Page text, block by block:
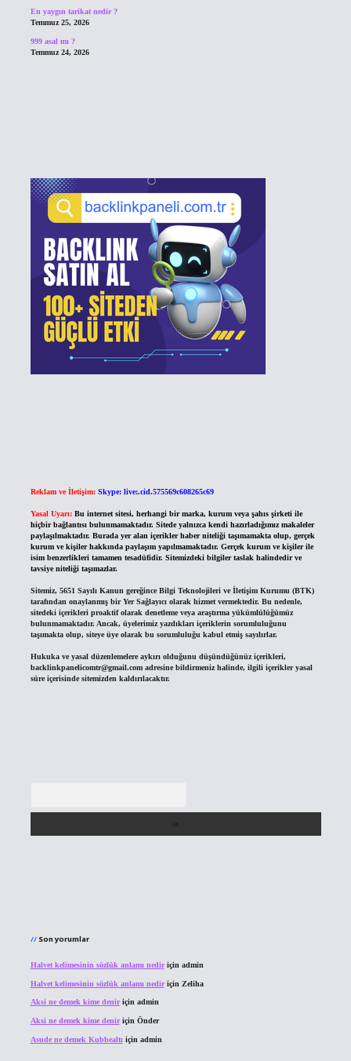
En yaygın tarikat nedir ?
Temmuz 25, 2026
999 asal mı ?
Temmuz 24, 2026
Reklam ve İletişim: Skype: live:.cid.575569c608265c69
Yasal Uyarı: Bu internet sitesi, herhangi bir marka, kurum veya şahıs şirketi ile
hiçbir bağlantısı bulunmamaktadır. Sitede yalnızca kendi hazırladığımız makaleler
paylaşılmaktadır. Burada yer alan içerikler haber niteliği taşımamakta olup, gerçek
kurum ve kişiler hakkında paylaşım yapılmamaktadır. Gerçek kurum ve kişiler ile
isim benzerlikleri tamamen tesadüfidir. Sitemizdeki bilgiler taslak halindedir ve
tavsiye niteliği taşımazlar.
Sitemiz, 5651 Sayılı Kanun gereğince Bilgi Teknolojileri ve İletişim Kurumu (BTK)
tarafından onaylanmış bir Yer Sağlayıcı olarak hizmet vermektedir. Bu nedenle,
sitedeki içerikleri proaktif olarak denetleme veya araştırma yükümlülüğümüz
bulunmamaktadır. Ancak, üyelerimiz yazdıkları içeriklerin sorumluluğunu
taşımakta olup, siteye üye olarak bu sorumluluğu kabul etmiş sayılırlar.
Hukuka ve yasal düzenlemelere aykırı olduğunu düşündüğünüz içerikleri,
backlinkpanelicomtr@gmail.comadresine bildirmeniz halinde, ilgili içerikler yasal
süre içerisinde sitemizden kaldırılacaktır.
Son yorumlar
Halvet kelimesinin sözlük anlamı nediriçin admin
Halvet kelimesinin sözlük anlamı nediriçin Zeliha
Aksi ne demek kime deniriçin admin
Aksi ne demek kime deniriçin Önder
Asude ne demek Kubbealtı için admin